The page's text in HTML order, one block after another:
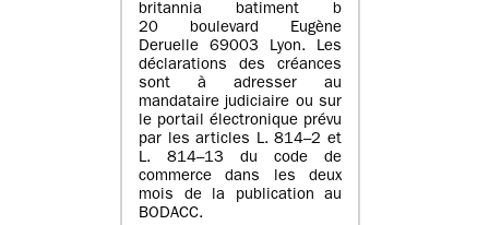
britannia batiment b
20 boulevard Eugène
Deruelle 69003 Lyon. Les
déclarations des créances
sont à adresser au
mandataire judiciaire ou sur
le portail électronique prévu
par les articles L. 814–2 et
L. 814–13 du code de
commerce dans les deux
mois de la publication au
BODACC.